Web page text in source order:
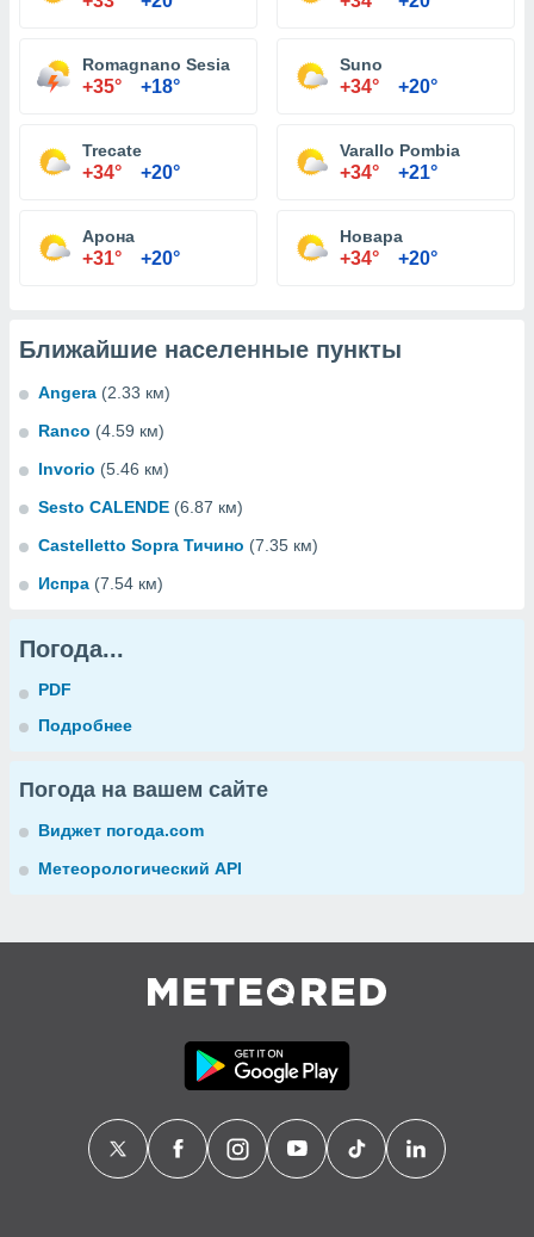
Romagnano Sesia
+35° +18°
Suno
+34° +20°
Trecate
+34° +20°
Varallo Pombia
+34° +21°
Арона
+31° +20°
Новара
+34° +20°
Ближайшие населенные пункты
Angera (2.33 км)
Ranco (4.59 км)
Invorio (5.46 км)
Sesto CALENDE (6.87 км)
Castelletto Sopra Тичино (7.35 км)
Испра (7.54 км)
Погода...
PDF
Подробнее
Погода на вашем сайте
Виджет погода.com
Метеорологический API